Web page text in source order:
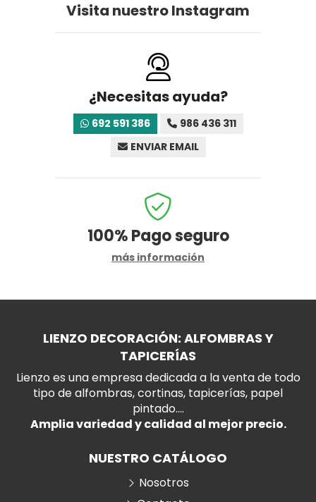
Visita nuestro Instagram
¿Necesitas ayuda?
692 591 386
986 436 311
ENVIAR EMAIL
100%Pago seguro
más información
LIENZO DECORACIÓN: ALFOMBRAS Y
TAPICERÍAS
Lienzo es una empresa dedicada a la venta de todo
tipo de alfombras, cortinas, tapicerías, papel
pintado....
Amplia variedad y calidad al mejor precio.
NUESTRO CATÁLOGO
Nosotros